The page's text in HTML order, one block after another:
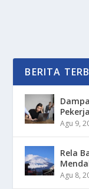
BERITA
Agu 9,
Rela
Agu 8,